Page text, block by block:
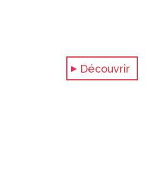
Découvrir